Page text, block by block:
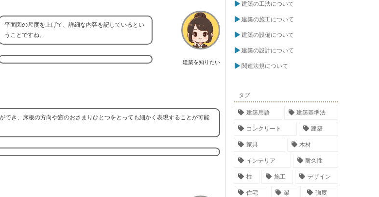
建築を知りたい
平面図の尺度を上げて、詳細な内容を記しているとい
うことですね。
き、床板の方向や窓のおさまりひとつをとっても細かく表現することが可能
建築の工法について
建築の施工について
建築の設備について
建築の設計について
関連法規について
タグ
建築用語 建築基準法
コンクリート 建築
家具 木材
インテリア 耐久性
柱 施工 デザイン
住宅 梁 強度